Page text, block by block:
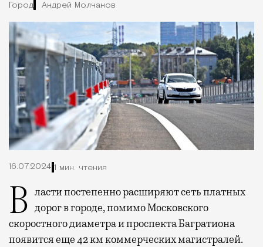
Город Андрей Молчанов
16.07.2024 1 мин. чтения
Власти постепенно расширяют сеть платных дорог в городе, помимо Московского
скоростного диаметра и проспекта Багратиона
появится еще 42 км коммерческих магистралей.